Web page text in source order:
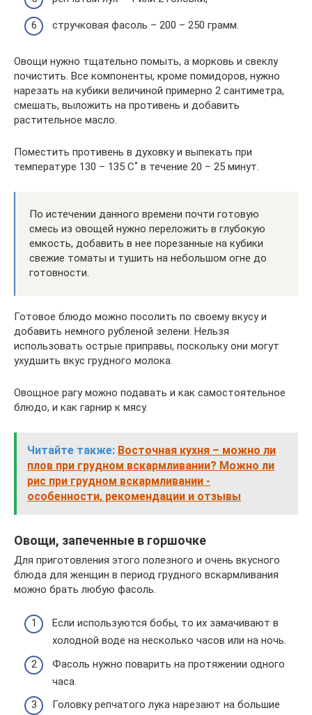
стручковая фасоль – 200 – 250 грамм.
Овощи нужно тщательно помыть, а морковь и свеклу
почистить. Все компоненты, кроме помидоров, нужно
нарезать на кубики величиной примерно 2 сантиметра,
смешать, выложить на противень и добавить
растительное масло.
Поместить противень в духовку и выпекать при
температуре 130 – 135 С˚ в течение 20 – 25 минут.
По истечении данного времени почти готовую
смесь из овощей нужно переложить в глубокую
емкость, добавить в нее порезанные на кубики
свежие томаты и тушить на небольшом огне до
готовности.
Готовое блюдо можно посолить по своему вкусу и
добавить немного рубленой зелени. Нельзя
использовать острые приправы, поскольку они могут
ухудшить вкус грудного молока.
Овощное рагу можно подавать и как самостоятельное
блюдо, и как гарнир к мясу.
Читайте также: Восточная кухня – можно ли
плов при грудном вскармливании? Можно ли
рис при грудном вскармливании -
особенности, рекомендации и отзывы
Овощи, запеченные в горшочке
Для приготовления этого полезного и очень вкусного
блюда для женщин в период грудного вскармливания
можно брать любую фасоль.
Если используются бобы, то их замачивают в
холодной воде на несколько часов или на ночь.
Фасоль нужно поварить на протяжении одного
часа.
Головку репчатого лука нарезают на большие